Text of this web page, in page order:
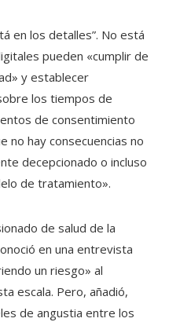
en los detalles”. No está
pueden «cumplir de
y establecer
los tiempos de
de consentimiento
no hay consecuencias no
decepcionado o incluso
de tratamiento».
de salud de la
en una entrevista
un riesgo» al
escala. Pero, añadió,
de angustia entre los